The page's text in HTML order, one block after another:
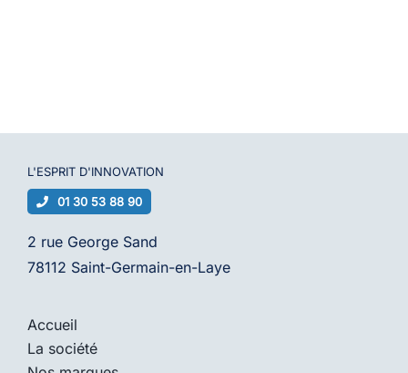
L'ESPRIT D'INNOVATION
01 30 53 88 90
2 rue George Sand
78112 Saint-Germain-en-Laye
Accueil
La société